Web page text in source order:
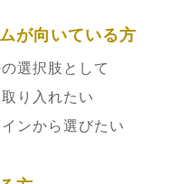
が向いている方
選択肢として
り入れたい
ンから選びたい